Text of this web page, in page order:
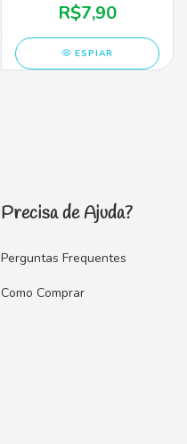
R$7,90
ESPIAR
Precisa de Ajuda?
Perguntas Frequentes
Como Comprar